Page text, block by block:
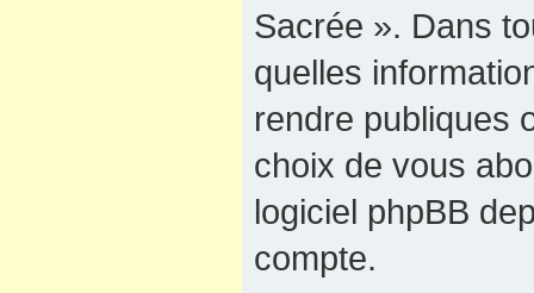
Sacrée ». Dans
quelles
rendre publiques
choix de vous
logiciel phpBB
compte.